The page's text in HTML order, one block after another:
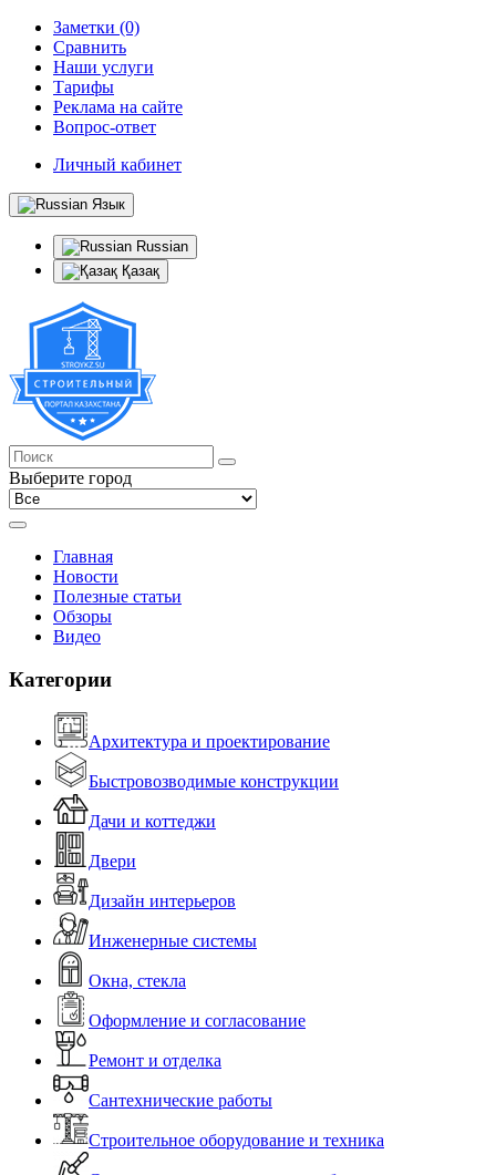
Заметки (0)
Сравнить
Наши услуги
Тарифы
Реклама на сайте
Вопрос-ответ
Личный кабинет
Язык
Russian
Қазақ
Выберите город
Главная
Новости
Полезные статьи
Обзоры
Видео
Категории
Архитектура и проектирование
Быстровозводимые конструкции
Дачи и коттеджи
Двери
Дизайн интерьеров
Инженерные системы
Окна, стекла
Оформление и согласование
Ремонт и отделка
Сантехнические работы
Строительное оборудование и техника